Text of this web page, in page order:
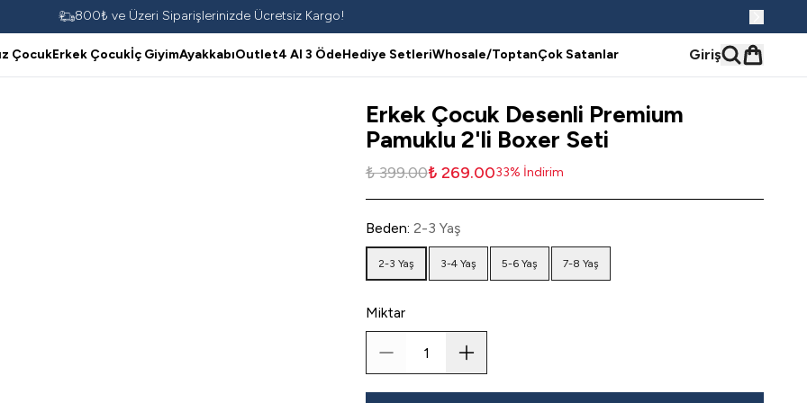
800₺ ve Üzeri Siparişlerinizde Ücretsiz Kargo!
ÇocukErkek Çocukİç GiyimAyakkabıOutlet4 Al 3 ÖdeHediye SetleriWhosale/ToptanÇok Satanlar Giriş
Erkek Çocuk Desenli Premium
Pamuklu 2'li Boxer Seti
₺ 399.00₺ 269.0033% İndirim
Beden: 2-3 Yaş
2-3 Yaş 3-4 Yaş 5-6 Yaş 7-8 Yaş
Miktar